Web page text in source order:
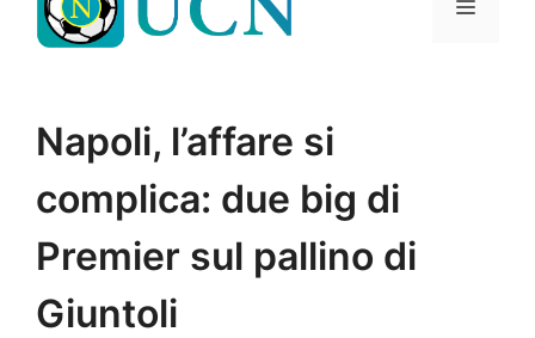
contenuto
Menu
Napoli, l’affare si
complica: due big di
Premier sul pallino di
Giuntoli